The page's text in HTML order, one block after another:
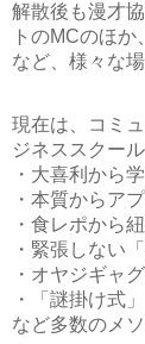
解散後も漫才
トのMCのほ
など、様々な場
現在は、コミ
ジネススクー
・大喜利から
・本質からア
・食レポから
・緊張しない
・オヤジギャ
・「謎掛け式
など多数のメ